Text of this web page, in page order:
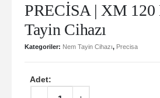
PRECİSA | XM 120
Tayin Cihazı
Kategoriler: Nem Tayin Cihazı, Precisa
Adet: